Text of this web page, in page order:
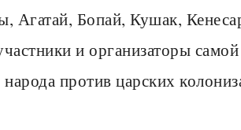
Агатай, Бопай, Кушак,
и организаторы
народа против царских